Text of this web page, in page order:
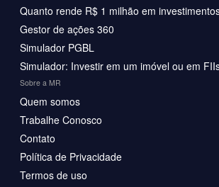
Quanto rende R$ 1 milhão em
Gestor de ações 360
Simulador PGBL
Simulador: Investir em um imóvel ou em
Sobre a MR
Quem somos
Trabalhe Conosco
Contato
Política de Privacidade
Termos de uso